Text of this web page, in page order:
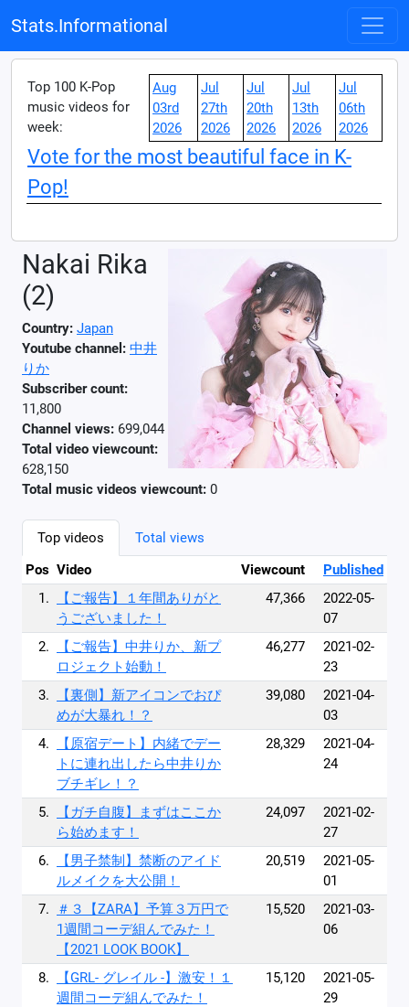
Stats.Informational
Top 100 K-Pop
music videos for
week:
Aug
03rd
2026
Jul
27th
2026
Jul
20th
2026
Jul
13th
2026
Jul
06th
2026
Vote for the most beautiful face in K-
Pop!
Nakai Rika
(2)
Country: Japan
Youtube channel: 中井
りか
Subscriber count:
11,800
Channel views: 699,044
Total video viewcount:
628,150
Total music videos viewcount: 0
Top videos
Total views
Pos Video Viewcount
Published
1.
【ご報告】１年間ありがと
うございました！
47,366
2022-05-
07
2.
【ご報告】中井りか、新プ
ロジェクト始動！
46,277
2021-02-
23
3.
【裏側】新アイコンでおぴ
めが大暴れ！？
39,080
2021-04-
03
4.
【原宿デート】内緒でデー
トに連れ出したら中井りか
ブチギレ！？
28,329
2021-04-
24
5.
【ガチ自腹】まずはここか
ら始めます！
24,097
2021-02-
27
6.
【男子禁制】禁断のアイド
ルメイクを大公開！
20,519
2021-05-
01
7.
＃３【ZARA】予算３万円で
1週間コーデ組んでみた！
【2021 LOOK BOOK】
15,520
2021-03-
06
8.
【GRL- グレイル -】激安！１
週間コーデ組んでみた！
15,120
2021-05-
29